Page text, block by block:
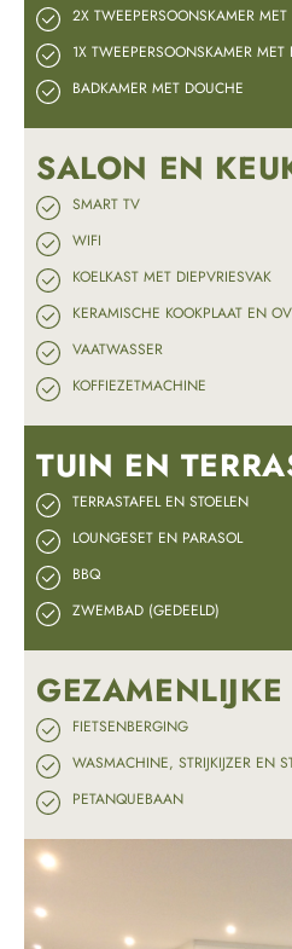
2X TWEEPERSOONSKAMER MET
1X TWEEPERSOONSKAMER MET
BADKAMER MET DOUCHE
SALON EN
SMART TV
WIFI
KOELKAST MET DIEPVRIESVAK
KERAMISCHE KOOKPLAAT EN
VAATWASSER
KOFFIEZETMACHINE
TUIN EN
TERRASTAFEL EN STOELEN
LOUNGESET EN PARASOL
BBQ
ZWEMBAD (GEDEELD)
GEZAMENLIJKE
FIETSENBERGING
WASMACHINE, STRIJKIJZER EN
PETANQUEBAAN